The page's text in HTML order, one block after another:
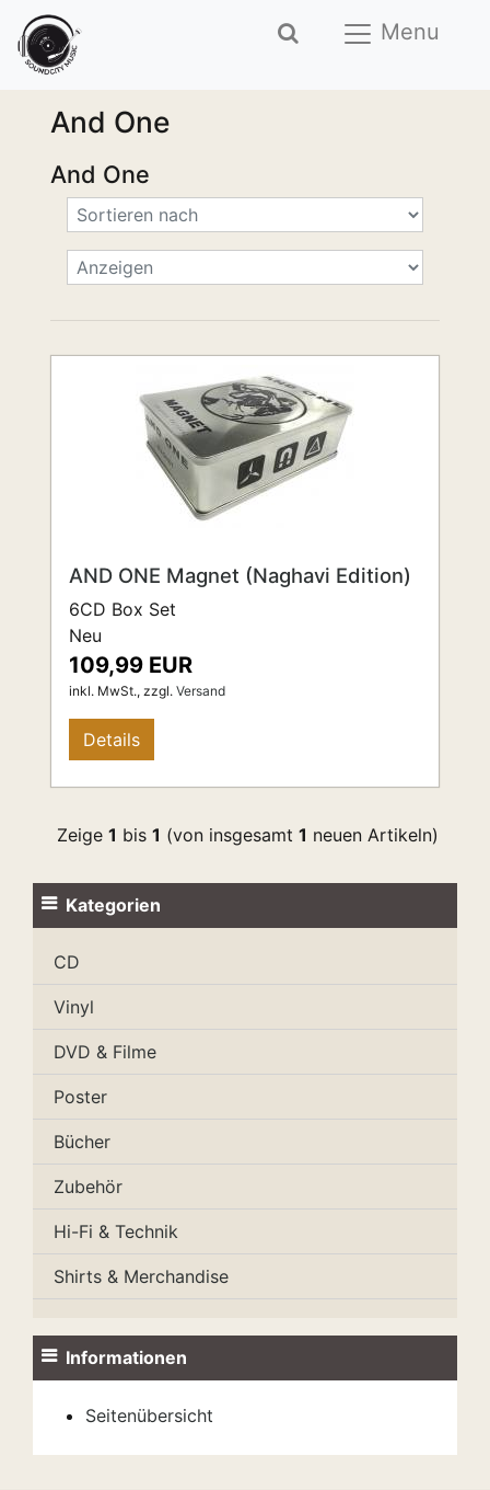
Menu
And One
And One
AND ONE Magnet (Naghavi Edition)
6CD Box Set
Neu
109,99 EUR
inkl. MwSt., zzgl. Versand
Details
Zeige 1 bis 1 (von insgesamt 1 neuen Artikeln)
Kategorien
CD
Vinyl
DVD & Filme
Poster
Bücher
Zubehör
Hi-Fi & Technik
Shirts & Merchandise
Informationen
Seitenübersicht